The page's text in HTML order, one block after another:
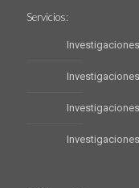
Servicios: